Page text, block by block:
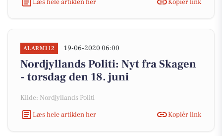
ALARM112 19-06-2020 06:00
Nordjyllands Politi: Nyt fra Skagen
- torsdag den 18. juni
Kilde: Nordjyllands Politi
Læs hele artiklen her
Kopiér link